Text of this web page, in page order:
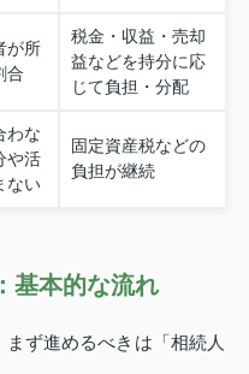
が所
合
税金・収益・売却
益などを持分に応
じて負担・分配
わな
や活
ない
固定資産税などの
負担が継続
基本的な流れ
ず進めるべきは「相続人